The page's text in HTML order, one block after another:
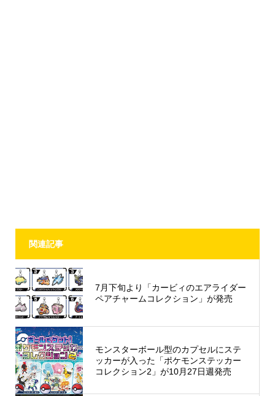
関連記事
7月下旬より「カービィのエアライダー
ペアチャームコレクション」が発売
モンスターボール型のカプセルにステ
ッカーが入った「ポケモンステッカー
コレクション2」が10月27日週発売